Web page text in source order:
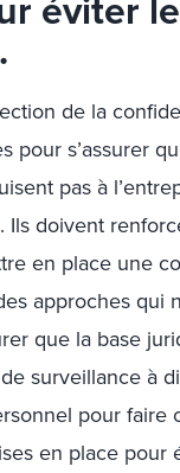
de la
pour s’assurer
pas à
Ils doivent
en place une
approches qui
que la base
surveillance à
pour
en place